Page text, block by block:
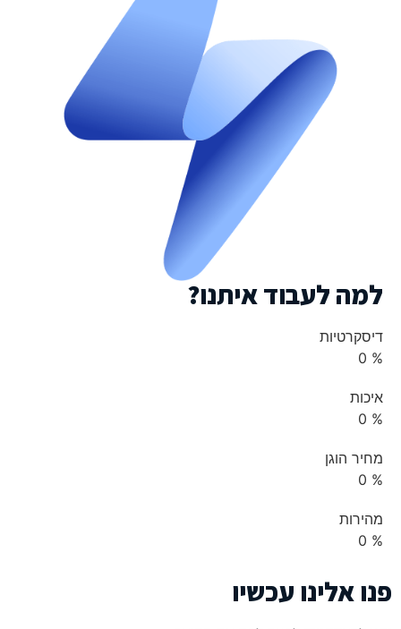
למה לעבוד איתנו?
דיסקרטיות
%
0
איכות
%
0
מחיר הוגן
%
0
מהירות
%
0
פנו אלינו עכשיו